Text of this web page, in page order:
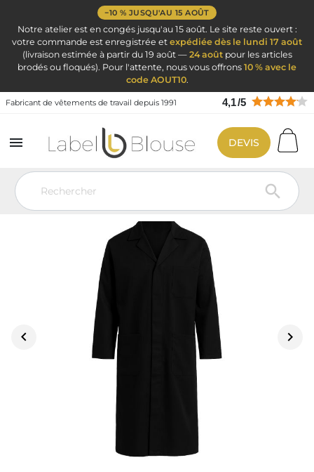
−10 % JUSQU'AU 15 AOÛT
Notre atelier est en congés jusqu'au 15 août. Le site reste ouvert :
votre commande est enregistrée et expédiée dès le lundi 17 août
(livraison estimée à partir du 19 août — 24 aoûtpour les articles
brodés ou floqués). Pour l'attente, nous vous offrons 10 % avec le
code AOUT10.
Fabricant de vêtements de travail depuis 1991 4,1/5


DEVIS
Vêtement de travail Vêtement de travail
Blouse de travail industrie
 